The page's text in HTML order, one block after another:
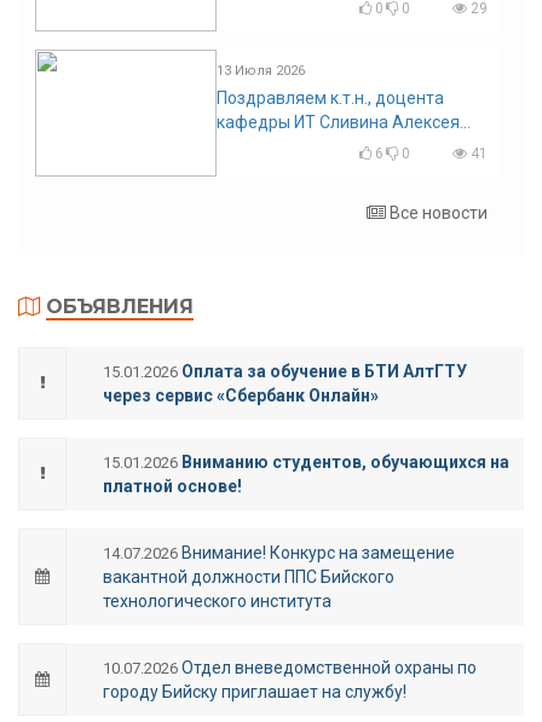
0 0 29
13 Июля 2026
Поздравляем к.т.н., доцента
кафедры ИТ Сливина Алексея
Николаевича с юбилеем!
6 0 41
Все новости
ОБЪЯВЛЕНИЯ
15.01.2026 Оплата за обучение в БТИ АлтГТУ
через сервис «Сбербанк Онлайн»
15.01.2026 Вниманию студентов, обучающихся на
платной основе!
14.07.2026 Внимание! Конкурс на замещение
вакантной должности ППС Бийского
технологического института
10.07.2026 Отдел вневедомственной охраны по
городу Бийску приглашает на службу!